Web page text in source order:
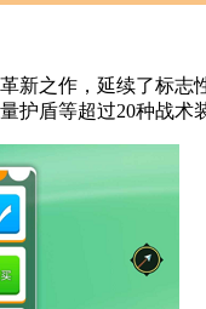
新之作，延续了标
护盾等超过20种战术